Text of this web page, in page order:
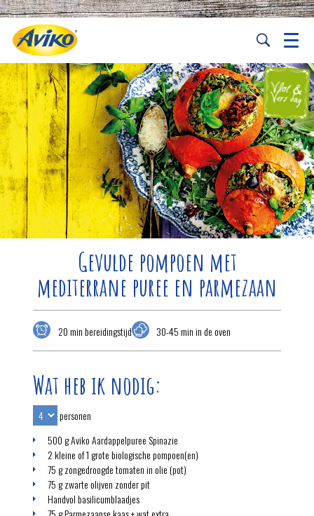
Gevulde pompoen met
mediterrane puree en parmezaan
20 min bereidingstijd 30-45 min in de oven
Wat heb ik nodig:
personen
500 g Aviko Aardappelpuree Spinazie
2 kleine of 1 grote biologische pompoen(en)
75 g zongedroogde tomaten in olie (pot)
75 g zwarte olijven zonder pit
Handvol basilicumblaadjes